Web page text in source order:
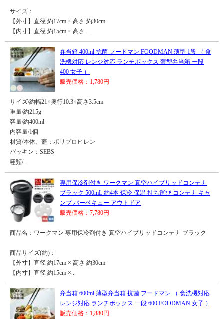
サイズ：
【外寸】直径 約17cm × 高さ 約30cm
【内寸】直径 約15cm × 高さ ...
弁当箱 400ml 抗菌 フードマン FOODMAN 薄型 1段 （ 食
洗機対応 レンジ対応 ランチボックス 薄型弁当箱 一段
400 女子 ）
販売価格：1,780円
サイズ/約幅21×奥行10.3×高さ3.5cm
重量/約215g
容量/約400ml
内容量/1個
材質/本体、蓋：ポリプロピレン
パッキン：SEBS
種類/...
専用保冷剤付き ワークマン 真空ハイブリッドコンテナ
ブラック 500mL 約4本 保冷 保温 持ち運び コンテナ キャ
ンプ バーベキュー アウトドア
販売価格：7,780円
商品名：ワークマン 専用保冷剤付き 真空ハイブリッドコンテナ ブラック
商品サイズ(約)：
【外寸】直径 約17cm × 高さ 約30cm
【内寸】直径 約15cm ×...
弁当箱 600ml 薄型弁当箱 抗菌 フードマン （ 食洗機対応
レンジ対応 ランチボックス 一段 600 FOODMAN 女子 ）
販売価格：1,880円